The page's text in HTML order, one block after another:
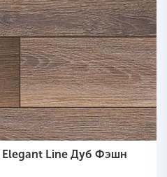
Elegant Line Дуб Фэшн